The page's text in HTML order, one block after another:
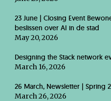
23 June | Closing Event
beslissen over AI in de stad
May 20, 2026
Designing the Stack network
March 16, 2026
26 March, Newsletter | Spring
March 26, 2026